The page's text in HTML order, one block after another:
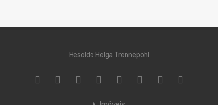
Hesolde Helga Trennepohl